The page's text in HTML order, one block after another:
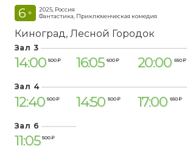
6 +
2025, Россия
Фантастика, Приключенческая комедия
Киноград Лесной Городок
Зал 3
14:00 500 ₽ 16:05 600 ₽ 20:00 650 ₽
Зал 4
12:40 500 ₽ 14:50 500 ₽ 17:00 650 ₽
Зал 6
11:05 500 ₽